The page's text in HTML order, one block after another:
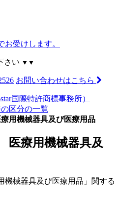
さい ▼▼
お問い合わせはこちら
国際特許商標事務所）
区分の一覧
用機械器具及び医療用品
医療用機械器具及
機械器具及び医療用品」関する